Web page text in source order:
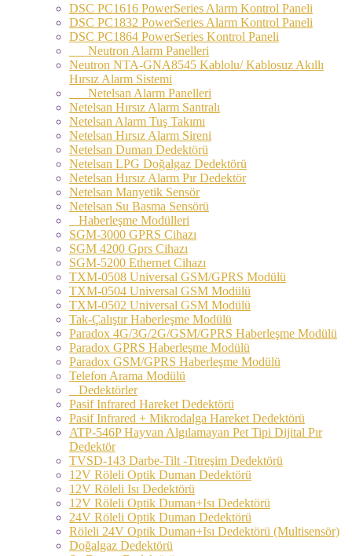
DSC PC1616 PowerSeries Alarm Kontrol Paneli
DSC PC1832 PowerSeries Alarm Kontrol Paneli
DSC PC1864 PowerSeries Kontrol Paneli
Neutron Alarm Panelleri
Neutron NTA-GNA8545 Kablolu/ Kablosuz Akıllı
Hırsız Alarm Sistemi
Netelsan Alarm Panelleri
Netelsan Hırsız Alarm Santralı
Netelsan Alarm Tuş Takımı
Netelsan Hırsız Alarm Sireni
Netelsan Duman Dedektörü
Netelsan LPG Doğalgaz Dedektörü
Netelsan Hırsız Alarm Pır Dedektör
Netelsan Manyetik Sensör
Netelsan Su Basma Sensörü
Haberleşme Modülleri
SGM-3000 GPRS Cihazı
SGM 4200 Gprs Cihazı
SGM-5200 Ethernet Cihazı
TXM-0508 Universal GSM/GPRS Modülü
TXM-0504 Universal GSM Modülü
TXM-0502 Universal GSM Modülü
Tak-Çalıştır Haberleşme Modülü
Paradox 4G/3G/2G/GSM/GPRS Haberleşme Modülü
Paradox GPRS Haberleşme Modülü
Paradox GSM/GPRS Haberleşme Modülü
Telefon Arama Modülü
Dedektörler
Pasif Infrared Hareket Dedektörü
Pasif Infrared + Mikrodalga Hareket Dedektörü
ATP-546P Hayvan Algılamayan Pet Tipi Dijital Pır
Dedektör
TVSD-143 Darbe-Tilt -Titreşim Dedektörü
12V Röleli Optik Duman Dedektörü
12V Röleli Isı Dedektörü
12V Röleli Optik Duman+Isı Dedektörü
24V Röleli Optik Duman Dedektörü
Röleli 24V Optik Duman+Isı Dedektörü (Multisensör)
Doğalgaz Dedektörü